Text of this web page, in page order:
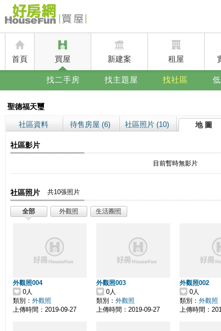
首頁 買屋 新建案 租屋
找二手房 找主題屋 找社區
聖德福天璽
社區資料 待售房屋 (6) 社區照片 (10) 地 圖
社區影片
目前暫時無影片
社區照片 共10張照片
全部 外觀照 生活圈照
外觀照004
0人
類別： 外觀照
上傳時間：2019-09-27
外觀照003
0人
類別： 外觀照
上傳時間：2019-09-27
外觀照002
0人
類別： 外觀照
上傳時間：